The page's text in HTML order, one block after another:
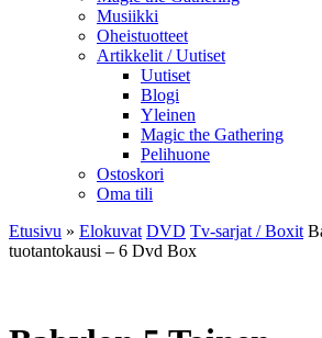
Musiikki
Oheistuotteet
Artikkelit / Uutiset
Uutiset
Blogi
Yleinen
Magic the Gathering
Pelihuone
Ostoskori
Oma tili
Etusivu » Elokuvat DVD Tv-sarjat / Boxit
tuotantokausi – 6 Dvd Box